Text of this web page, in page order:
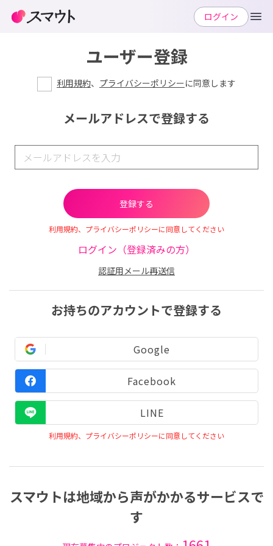
ユーザー登録
利用規約、 プライバシーポリシーに同意します
メールアドレスで登録する
利用規約、プライバシーポリシーに同意してください
ログイン（登録済みの方）
認証用メール再送信
お持ちのアカウントで登録する
Google
Facebook
LINE
利用規約、プライバシーポリシーに同意してください
スマウトは地域から声がかかるサービスで
す
ログイン